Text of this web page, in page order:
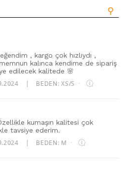
⚲
, kargo çok hızlıydı ,
kalınca kendime de sipariş
edilecek kalitede 🌸
| BEDEN: XS/S ·
kumaşın kalitesi çok
tavsiye ederim.
| BEDEN: M ·